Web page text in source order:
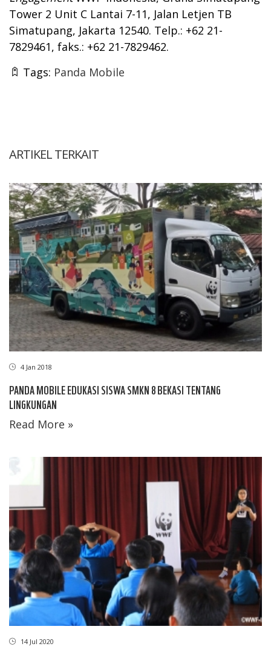
Tower 2 Unit C Lantai 7-11, Jalan Letjen TB
Simatupang, Jakarta 12540. Telp.: +62 21-
7829461, faks.: +62 21-7829462.
Tags: Panda Mobile
ARTIKEL TERKAIT
4 Jan 2018
PANDA MOBILE EDUKASI SISWA SMKN 8 BEKASI TENTANG
LINGKUNGAN
Read More »
14 Jul 2020